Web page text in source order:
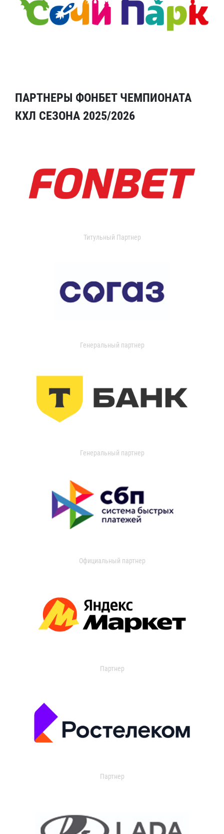
ПАРТНЕРЫ ФОНБЕТ ЧЕМПИОНАТА
КХЛ СЕЗОНА 2025/2026
Титульный Партнер
Генеральный партнер
Генеральный партнер
Официальный партнер
Партнер
Партнер